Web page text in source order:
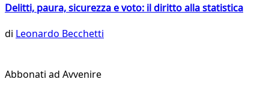
Delitti, paura, sicurezza e voto: il diritto alla statistica
di Leonardo Becchetti
Abbonati ad Avvenire